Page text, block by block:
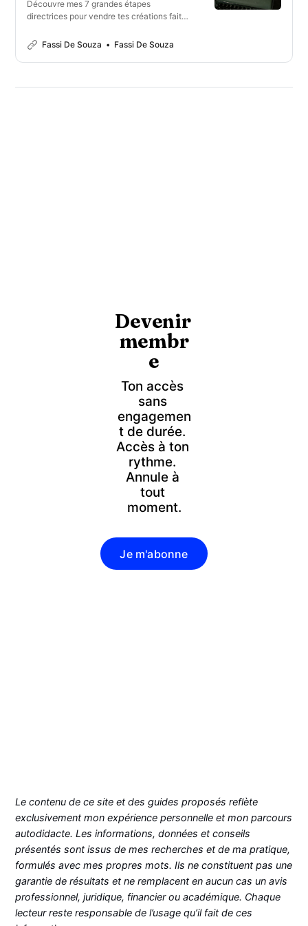
Découvre mes 7 grandes étapes
directrices pour vendre tes créations faites
exclusifs enrichis pour avancer pas à pas.
Fassi De Souza Fassi De Souza
Devenir
membr
e
Ton accès
sans
engagemen
t de durée.
Accès à ton
rythme.
Annule à
tout
moment.
Je m'abonne
Le contenu de ce site et des guides proposés reflète
exclusivement mon expérience personnelle et mon parcours
autodidacte. Les informations, données et conseils
présentés sont issus de mes recherches et de ma pratique,
formulés avec mes propres mots. Ils ne constituent pas une
garantie de résultats et ne remplacent en aucun cas un avis
professionnel, juridique, financier ou académique. Chaque
lecteur reste responsable de l’usage qu’il fait de ces